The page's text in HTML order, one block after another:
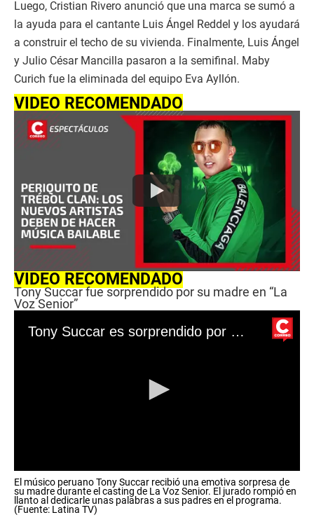
Luego, Cristian Rivero anunció que una marca se sumó a
la ayuda para el cantante Luis Ángel Reddel y los ayudará
a construir el techo de su vivienda. Finalmente, Luis Ángel
y Julio César Mancilla pasaron a la semifinal. Maby
Curich fue la eliminada del equipo Eva Ayllón.
VIDEO RECOMENDADO
VIDEO RECOMENDADO
Tony Succar fue sorprendido por su madre en “La
Voz Senior”
Tony Succar es sorprendido por su madre en casting de “La Voz Senior”
s
e
c
El músico peruano Tony Succar recibió una emotiva sorpresa de
su madre durante el casting de La Voz Senior. El jurado rompió en
llanto al dedicarle unas palabras a sus padres en el programa.
(Fuente: Latina TV)